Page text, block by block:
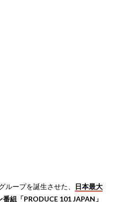
ープを誕生させた、
日本最大
組「PRODUCE 101 JAPAN」